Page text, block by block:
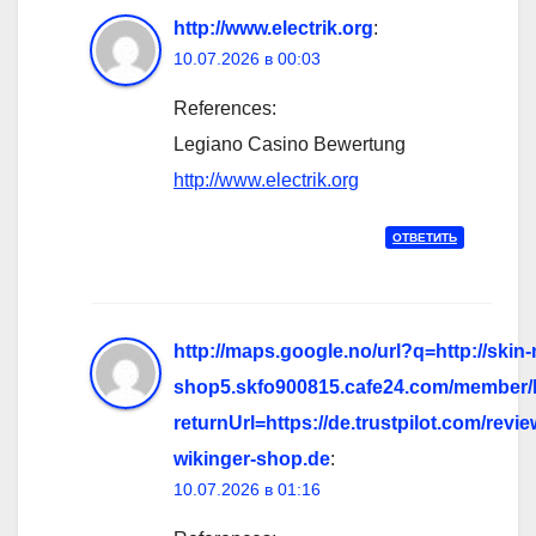
http://www.electrik.org:
10.07.2026 в 00:03
References:
Legiano Casino Bewertung
http://www.electrik.org
ОТВЕТИТЬ
http://maps.google.no/url?q=http://skin-
shop5.skfo900815.cafe24.com/
returnUrl=https://de.trustpilot.com/
wikinger-shop.de:
10.07.2026 в 01:16